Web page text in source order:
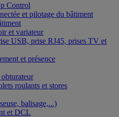
Control
et pilotage du bâtiment
et variateur
USB, prise RJ45, prises TV et
et présence
roulants et stores
balisage,...)
et DCL